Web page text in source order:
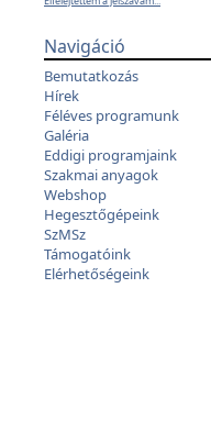
Navigáció
Bemutatkozás
Hírek
Féléves programunk
Galéria
Eddigi programjaink
Szakmai anyagok
Webshop
Hegesztőgépeink
SzMSz
Támogatóink
Elérhetőségeink